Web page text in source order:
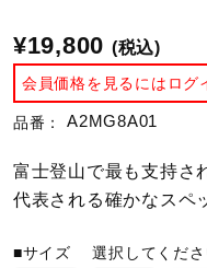
陸上競技
¥19,800 (税込)
会員価格を見るにはログ
品番： A2MG8A01
富士登山で最も支持さ
代表される確かなスペ
■サイズ選択してくだ